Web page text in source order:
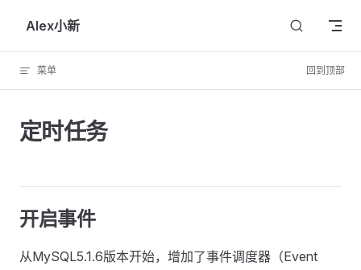
Skip to content
Alex小新
菜单 回到顶部
定时任务
开启事件
从MySQL5.1.6版本开始，增加了事件调度器（Event